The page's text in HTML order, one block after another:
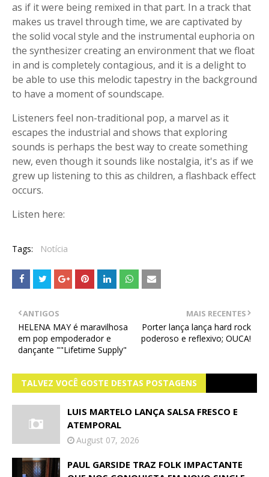
as if it were being remixed in that part. In a track that
makes us travel through time, we are captivated by
the solid vocal style and the instrumental euphoria on
the synthesizer creating an environment that we float
in and is completely contagious, and it is a delight to
be able to use this melodic tapestry in the background
to have a moment of soundscape.
Listeners feel non-traditional pop, a marvel as it
escapes the industrial and shows that exploring
sounds is perhaps the best way to create something
new, even though it sounds like nostalgia, it's as if we
grew up listening to this as children, a flashback effect
occurs.
Listen here:
Tags: Notícia
MAIS RECENTES
Porter lança lança hard rock
poderoso e reflexivo; OUCA!
ANTIGOS
HELENA MAY é maravilhosa
em pop empoderador e
dançante ""Lifetime Supply"
TALVEZ VOCÊ GOSTE DESTAS POSTAGENS
LUIS MARTELO LANÇA SALSA FRESCO E
ATEMPORAL
August 07, 2026
PAUL GARSIDE TRAZ FOLK IMPACTANTE